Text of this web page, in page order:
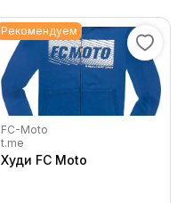
Рекомендуем
FC-Moto
t.me
Худи FC Moto